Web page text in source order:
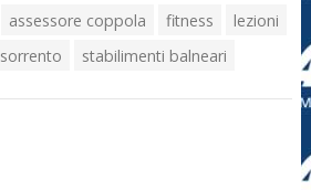
assessore coppola fitness
lezioni
sorrento stabilimenti balneari